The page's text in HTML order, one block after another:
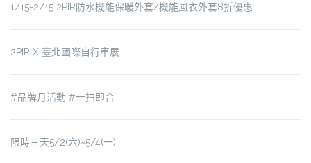
1/15-2/15 2PIR防水機能保暖外套/機能風衣外套8折優惠
2PIR X 臺北國際自行車展
#品牌月活動 #一拍即合
限時三天5/2(六)~5/4(一)